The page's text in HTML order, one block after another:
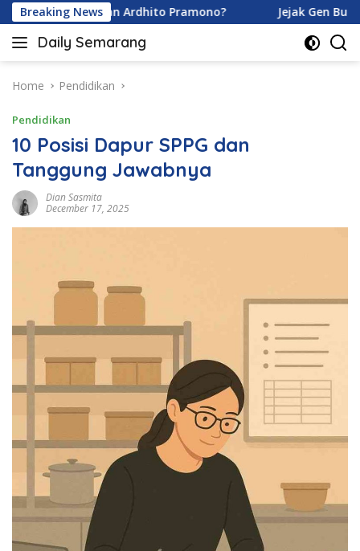
Skip
to
content
Breaking News
dan Ardhito Pramono? Jejak Gen Buka
Daily Semarang
"Semarang
Ini:
Terkini
untuk
Anda"
Home Pendidikan
Pendidikan
10 Posisi Dapur SPPG dan
Tanggung Jawabnya
Dian Sasmita
December 17, 2025